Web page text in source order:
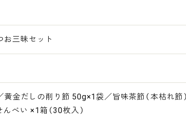
お三昧セット
金だしの削り節 50g×1袋／旨味茶節（本枯れ節
べい ×1箱（30枚入）